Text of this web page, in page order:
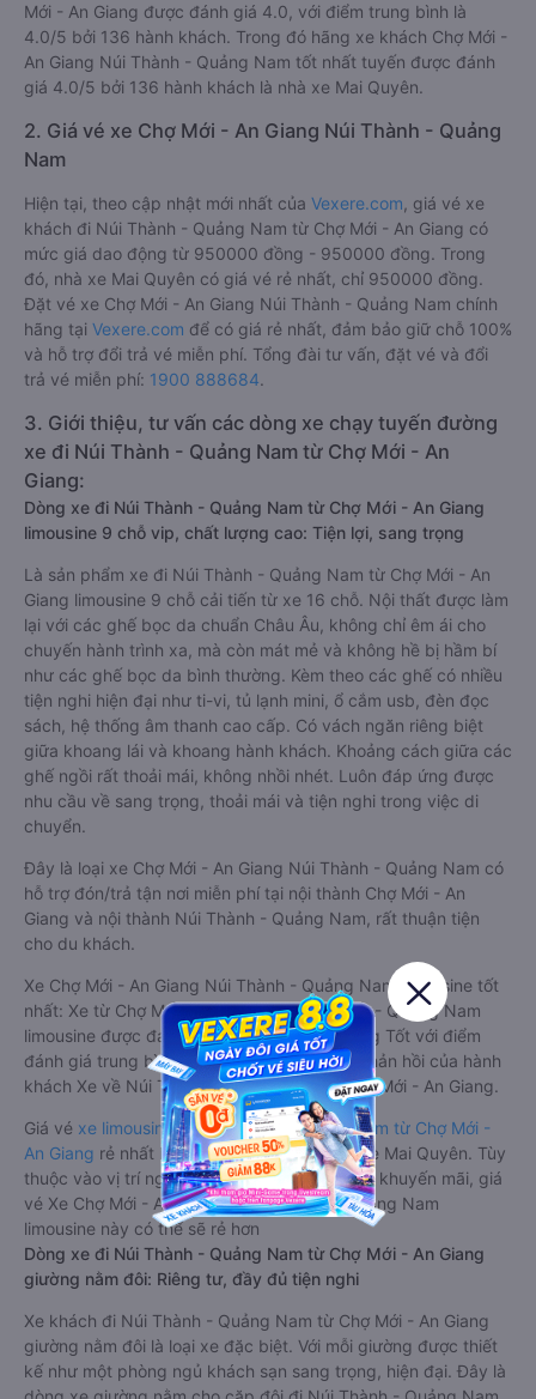
Mới - An Giang được đánh giá 4.0, với điểm trung bình là
4.0/5 bởi 136 hành khách. Trong đó hãng xe khách Chợ Mới -
An Giang Núi Thành - Quảng Nam tốt nhất tuyến được đánh
giá 4.0/5 bởi 136 hành khách là nhà xe Mai Quyên.
2. Giá vé xe Chợ Mới - An Giang Núi Thành - Quảng
Nam
Hiện tại, theo cập nhật mới nhất của Vexere.com , giá vé xe
khách đi Núi Thành - Quảng Nam từ Chợ Mới - An Giang có
mức giá dao động từ 950000 đồng - 950000 đồng. Trong
đó, nhà xe Mai Quyên có giá vé rẻ nhất, chỉ 950000 đồng.
Đặt vé xe Chợ Mới - An Giang Núi Thành - Quảng Nam chính
hãng tại Vexere.com để có giá rẻ nhất, đảm bảo giữ chỗ 100%
và hỗ trợ đổi trả vé miễn phí. Tổng đài tư vấn, đặt vé và đổi
trả vé miễn phí: 1900 888684.
3. Giới thiệu, tư vấn các dòng xe chạy tuyến đường
xe đi Núi Thành - Quảng Nam từ Chợ Mới - An
Giang:
Dòng xe đi Núi Thành - Quảng Nam từ Chợ Mới - An Giang
limousine 9 chỗ vip, chất lượng cao: Tiện lợi, sang trọng
Là sản phẩm xe đi Núi Thành - Quảng Nam từ Chợ Mới - An
Giang limousine 9 chỗ cải tiến từ xe 16 chỗ. Nội thất được làm
lại với các ghế bọc da chuẩn Châu Âu, không chỉ êm ái cho
chuyến hành trình xa, mà còn mát mẻ và không hề bị hầm bí
như các ghế bọc da bình thường. Kèm theo các ghế có nhiều
tiện nghi hiện đại như ti-vi, tủ lạnh mini, ổ cắm usb, đèn đọc
sách, hệ thống âm thanh cao cấp. Có vách ngăn riêng biệt
giữa khoang lái và khoang hành khách. Khoảng cách giữa các
ghế ngồi rất thoải mái, không nhồi nhét. Luôn đáp ứng được
nhu cầu về sang trọng, thoải mái và tiện nghi trong việc di
chuyển.
Đây là loại xe Chợ Mới - An Giang Núi Thành - Quảng Nam có
hỗ trợ đón/trả tận nơi miễn phí tại nội thành Chợ Mới - An
Giang và nội thành Núi Thành - Quảng Nam, rất thuận tiện
cho du khách.
Xe Chợ Mới - An Giang Núi Thành - Quảng Nam limousine tốt
nhất: Xe từ Chợ Mới - An Giang đi Núi Thành - Quảng Nam
limousine được đánh giá chung có chất lượng Tốt với điểm
đánh giá trung bình từ 4.0/5 dựa trên 136 phản hồi của hành
khách Xe về Núi Thành - Quảng Nam từ Chợ Mới - An Giang.
Giá vé xe limousine đi Núi Thành - Quảng Nam từ Chợ Mới -
An Giang rẻ nhất là 950000VND của hãng xe Mai Quyên. Tùy
thuộc vào vị trí ngồi của bạn và chương trình khuyến mãi, giá
vé Xe Chợ Mới - An Giang đi Núi Thành - Quảng Nam
limousine này có thể sẽ rẻ hơn
Dòng xe đi Núi Thành - Quảng Nam từ Chợ Mới - An Giang
giường nằm đôi: Riêng tư, đầy đủ tiện nghi
Xe khách đi Núi Thành - Quảng Nam từ Chợ Mới - An Giang
giường nằm đôi là loại xe đặc biệt. Với mỗi giường được thiết
kế như một phòng ngủ khách sạn sang trọng, hiện đại. Đây là